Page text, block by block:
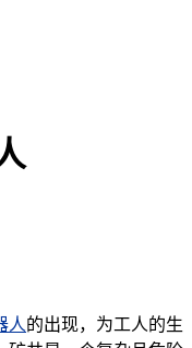
人的出现，为工人的生